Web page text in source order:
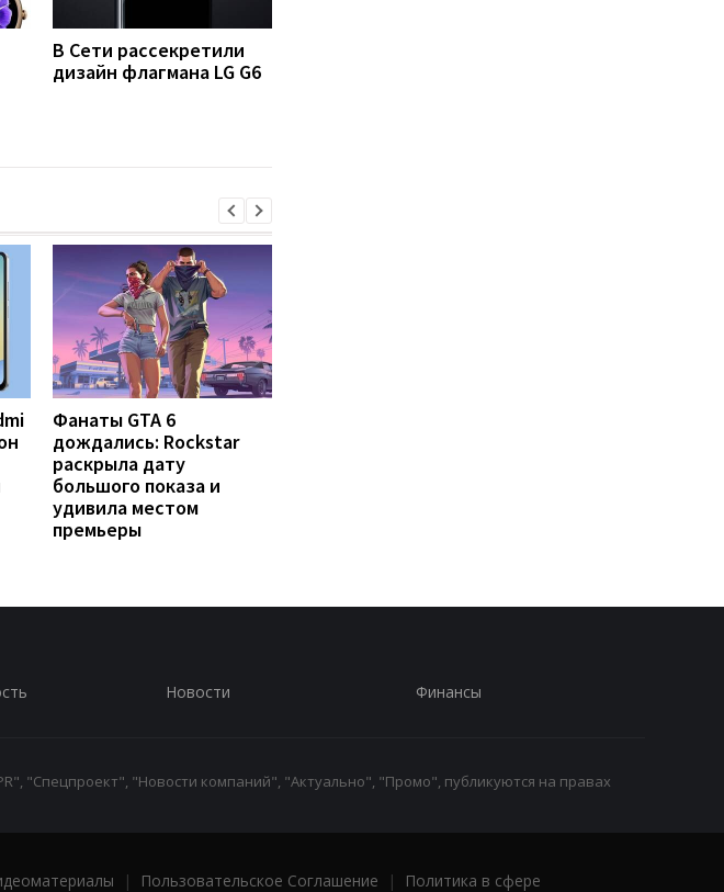
В Сети рассекретили
дизайн флагмана LG G6
Фанаты GTA 6
дождались: Rockstar
раскрыла дату
большого показа и
удивила местом
премьеры
Новости Финансы
"Спецпроект", "Новости компаний", "Актуально", "Промо", публикуются на правах
| Пользовательское Соглашение |
Политика в сфере